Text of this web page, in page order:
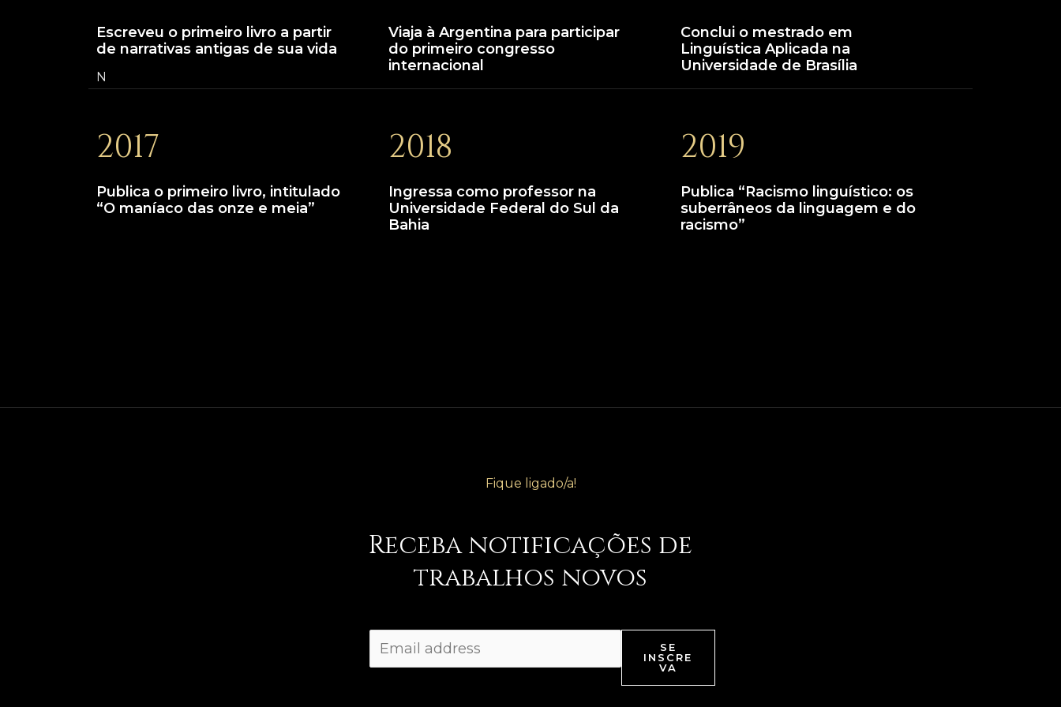
Escreveu o primeiro livro a partir
de narrativas antigas de sua vida
N
Viaja à Argentina para participar
do primeiro congresso
internacional
Conclui o mestrado em
Linguística Aplicada na
Universidade de Brasília
2017
Publica o primeiro livro, intitulado
“O maníaco das onze e meia”
2018
Ingressa como professor na
Universidade Federal do Sul da
Bahia
2019
Publica “Racismo linguístico: os
suberrâneos da linguagem e do
racismo”
Fique ligado/a!
Receba notificações de
trabalhos novos
SE
INSCRE
VA